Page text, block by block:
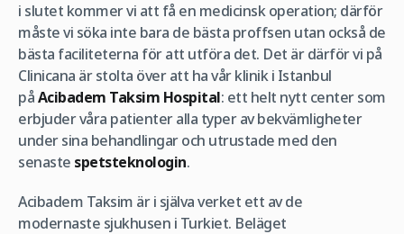
i slutet kommer vi att få en medicinsk operation; därför
måste vi söka inte bara de bästa proffsen utan också de
bästa faciliteterna för att utföra det. Det är därför vi på
Clinicana är stolta över att ha vår klinik i Istanbul
påAcibadem Taksim Hospital: ett helt nytt center som
erbjuder våra patienter alla typer av bekvämligheter
under sina behandlingar och utrustade med den
senaste spetsteknologin.
Acibadem Taksim är i själva verket ett av de
modernaste sjukhusen i Turkiet. Beläget